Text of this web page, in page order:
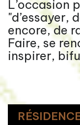
L’occasion
"d’essayer,
encore, de
Faire, se
inspirer,